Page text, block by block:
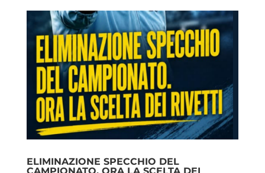
ELIMINAZIONE SPECCHIO DEL